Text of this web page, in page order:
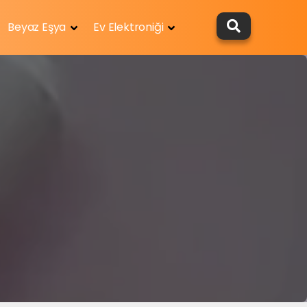
Beyaz Eşya Ev Elektroniği